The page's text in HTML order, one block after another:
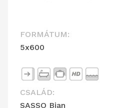
FORMÁTUM:
5x600
CSALÁD:
SASSO Bian